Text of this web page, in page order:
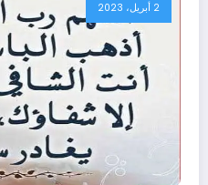
2 أبريل، 2023